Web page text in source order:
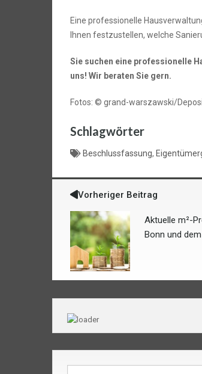
Eine professionelle
Ihnen festzustellen, welche
Sie suchen eine professionelle
uns! Wir beraten Sie gern.
Fotos: © grand-warszawski/
Schlagwörter
Beschlussfassung,
Vorheriger Beitrag
Aktuelle m²-
Bonn und